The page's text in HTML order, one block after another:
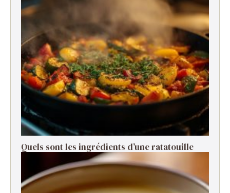
Quels sont les ingrédients d’une ratatouille ​